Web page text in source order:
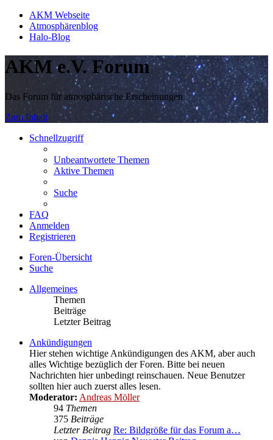
AKM Webseite
Atmosphärenblog
Halo-Blog
AKM e.V. Forum
Das Forum für atmosphärische Erscheinungen
Zum Inhalt
Schnellzugriff
Unbeantwortete Themen
Aktive Themen
Suche
FAQ
Anmelden
Registrieren
Foren-Übersicht
Suche
Allgemeines
Themen
Beiträge
Letzter Beitrag
Ankündigungen
Hier stehen wichtige Ankündigungen des AKM, aber auch
alles Wichtige bezüglich der Foren. Bitte bei neuen
Nachrichten hier unbedingt reinschauen. Neue Benutzer
sollten hier auch zuerst alles lesen.
Moderator: Andreas Möller
94 Themen
375 Beiträge
Letzter Beitrag Re: Bildgröße für das Forum a…